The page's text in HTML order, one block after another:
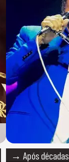
→ Após